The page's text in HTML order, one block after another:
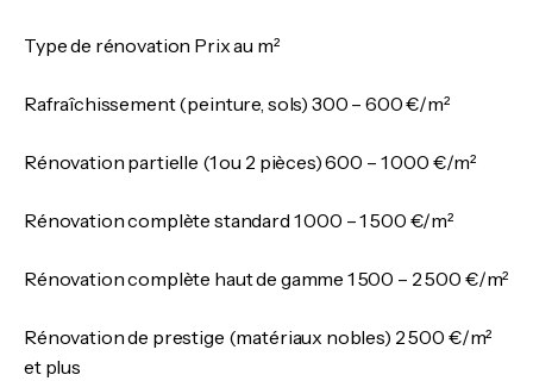
Type de rénovation Prix au m²
Rafraîchissement (peinture, sols) 300 – 600 €/m²
Rénovation partielle (1 ou 2 pièces) 600 – 1 000 €/m²
Rénovation complète standard 1 000 – 1 500 €/m²
Rénovation complète haut de gamme 1 500 – 2 500 €/m²
Rénovation de prestige (matériaux nobles) 2 500 €/m²
et plus